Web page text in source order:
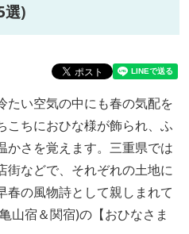
選)
たい空気の中にも春の気配を
こちにおひな様が飾られ、ふ
かさを覚えます。三重県では
街などで、それぞれの土地に
春の風物詩として親しまれて
山宿＆関宿)の【おひなさま